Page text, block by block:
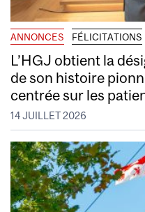
ANNONCES FÉLICITATIONS
L’HGJ obtient la
de son histoire
centrée sur les
14 JUILLET 2026